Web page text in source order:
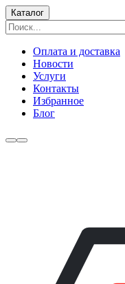
Каталог
Оплата и доставка
Новости
Услуги
Контакты
Избранное
Блог